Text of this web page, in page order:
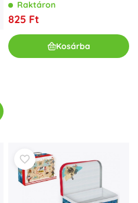
Raktáron
825 Ft
Kosárba